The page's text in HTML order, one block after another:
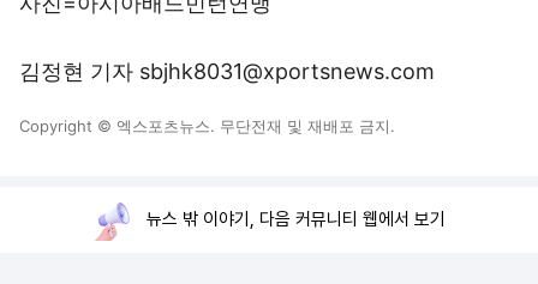
김정현 기자 sbjhk8031@xportsnews.com
Copyright © 엑스포츠뉴스. 무단전재 및 재배포 금지.
뉴스 밖 이야기, 다음 커뮤니티 웹에서 보기